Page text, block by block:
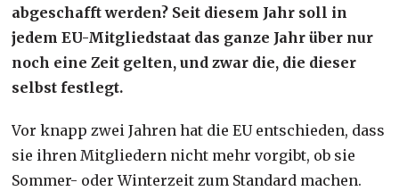
abgeschafft werden? Seit diesem Jahr soll in
jedem EU-Mitgliedstaat das ganze Jahr über nur
noch eine Zeit gelten, und zwar die, die dieser
selbst festlegt.
Vor knapp zwei Jahren hat die EU entschieden, dass
sie ihren Mitgliedern nicht mehr vorgibt, ob sie
Sommer- oder Winterzeit zum Standard machen.